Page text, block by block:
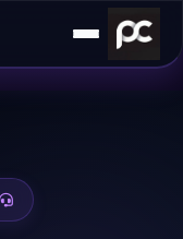
تخطي إلى المحتوى